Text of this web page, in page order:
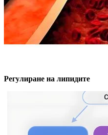
Регулиране на липидите